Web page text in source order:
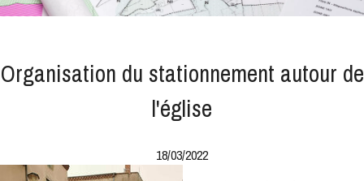
Organisation du stationnement autour de
l'église
18/03/2022